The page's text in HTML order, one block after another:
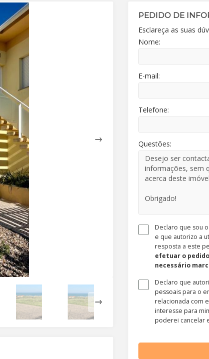
PEDIDO DE
Esclareça as suas
Nome:
E-mail:
Telefone:
Questões:
Declaro que sou
e que autorizo a
resposta a este
efetuar o
necessário
Declaro que
pessoais para o
relacionada com
interesse para
poderei cancelar